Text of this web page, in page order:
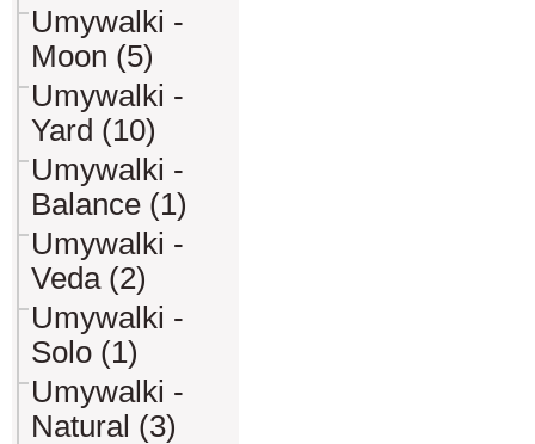
Umywalki -
Moon (5)
Umywalki -
Yard (10)
Umywalki -
Balance (1)
Umywalki -
Veda (2)
Umywalki -
Solo (1)
Umywalki -
Natural (3)